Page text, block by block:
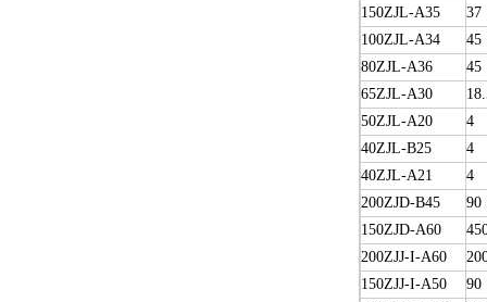
150ZJL-A35
37
100ZJL-A34
45
80ZJL-A36
45
65ZJL-A30
50ZJL-A20
4
40ZJL-B25
4
40ZJL-A21
4
200ZJD-B45
90
150ZJD-A60
200ZJJ-I-A60
150ZJJ-I-A50
90